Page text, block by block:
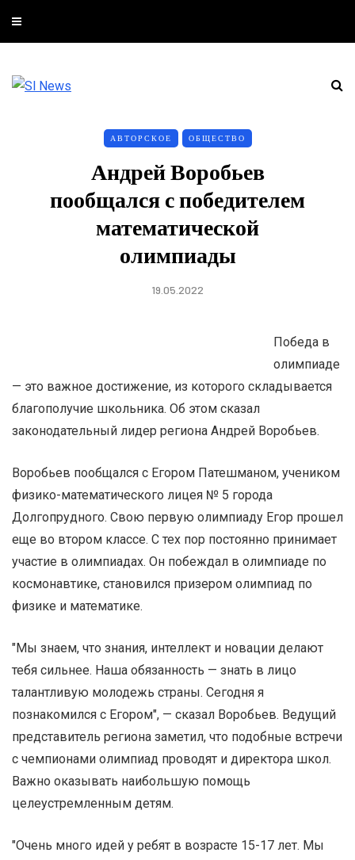
АВТОРСКОЕ ОБЩЕСТВО
Андрей Воробьев
пообщался с победителем
математической
олимпиады
19.05.2022
Победа в
олимпиаде
— это важное достижение, из которого складывается
благополучие школьника. Об этом сказал
законодательный лидер региона Андрей Воробьев.
Воробьев пообщался с Егором Патешманом, учеником
физико-математического лицея № 5 города
Долгопрудного. Свою первую олимпиаду Егор прошел
еще во втором классе. С тех пор постоянно принимает
участие в олимпиадах. Он побеждал в олимпиаде по
космонавтике, становился призером олимпиад по
физике и математике.
"Мы знаем, что знания, интеллект и новации делают
тебя сильнее. Наша обязанность — знать в лицо
талантливую молодежь страны. Сегодня я
познакомился с Егором", — сказал Воробьев. Ведущий
представитель региона заметил, что подобные встречи
с чемпионами олимпиад проводят и директора школ.
Важно оказывать наибольшую помощь
целеустремленным детям.
"Очень много идей у ребят в возрасте 15-17 лет. Мы